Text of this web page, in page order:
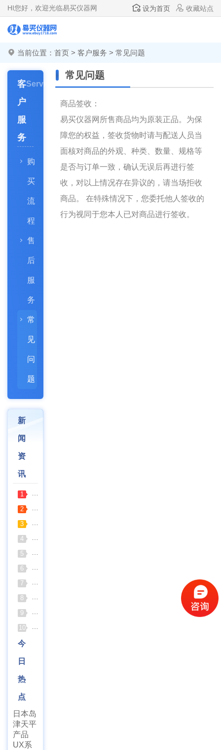
HI您好，欢迎光临易买仪器网 设为首页 收藏站点
当前位置： 首页 > 客户服务 > 常见问题
客
户
服
务
Services
购
买
流
程
售
后
服
务
常
见
问
题
新
闻
资
讯
1 普通烘箱和耐腐蚀烘箱区分
2 久兴医疗高压蒸汽灭菌器：制药科研灭菌的可靠之选
3 深那静音超声波清洗仪：科研洁净新标准，安静高效更安心
4 全自动凯氏定氮仪测定焦炭中氮 上海纤检助力焦化行业精准
5 北京六一电泳仪完整选型指南（分电泳槽 + 电源两大模块，
6 上海仪电吸光光度法和荧光分析法的异同
7 上海佑科GC-7860系列网络化气相色谱仪
8 分清生物安全柜与洁净工作台 苏州安泰科普两类设备差异
9 上海申安灭菌器外排、内排与干燥功能全解析
10 浙江孚夏：打造合规可靠的实验室洁净装备
今
日
热
点
日本岛
津天平
产品
UX系
常见问题
商品签收：
易买仪器网所售商品均为原装正品。为保
障您的权益，签收货物时请与配送人员当
面核对商品的外观、种类、数量、规格等
是否与订单一致，确认无误后再进行签
收，对以上情况存在异议的，请当场拒收
商品。 在特殊情况下，您委托他人签收的
行为视同于您本人已对商品进行签收。